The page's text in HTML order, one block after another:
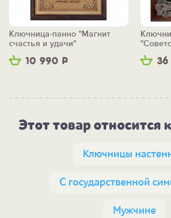
10 990 Р
Ключница-панно "Магнит
счастья и удачи"
Этот товар относится
Ключницы
С государственной
Мужчине